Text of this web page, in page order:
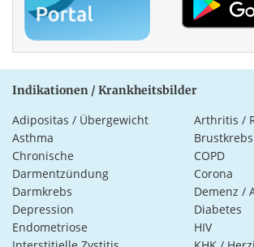
Indikationen / Krankheitsbilder
Adipositas / Übergewicht
Arthritis /
Asthma
Brustkrebs
Chronische
Darmentzündung
COPD
Corona
Darmkrebs
Demenz /
Depression
Diabetes
Endometriose
HIV